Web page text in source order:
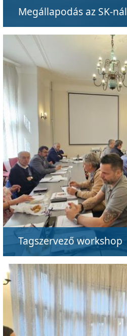
Megállapodás az SK-nál
Tagszervező workshop